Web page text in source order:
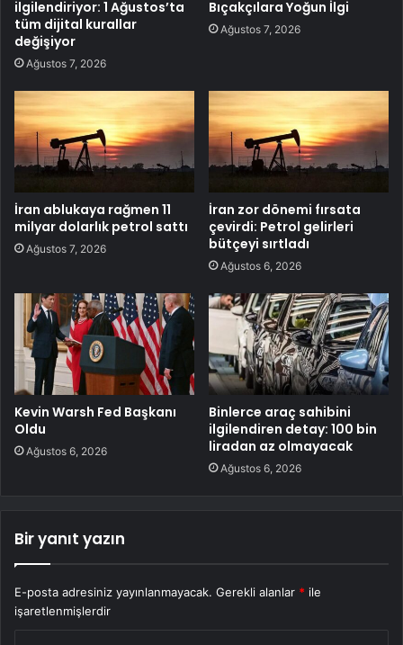
ilgilendiriyor: 1 Ağustos’ta
tüm dijital kurallar
değişiyor
Ağustos 7, 2026
Bıçakçılara Yoğun İlgi
Ağustos 7, 2026
İran ablukaya rağmen 11
milyar dolarlık petrol sattı
Ağustos 7, 2026
İran zor dönemi fırsata
çevirdi: Petrol gelirleri
bütçeyi sırtladı
Ağustos 6, 2026
Kevin Warsh Fed Başkanı
Oldu
Ağustos 6, 2026
Binlerce araç sahibini
ilgilendiren detay: 100 bin
liradan az olmayacak
Ağustos 6, 2026
Bir yanıt yazın
E-posta adresiniz yayınlanmayacak. Gerekli alanlar * ile
işaretlenmişlerdir